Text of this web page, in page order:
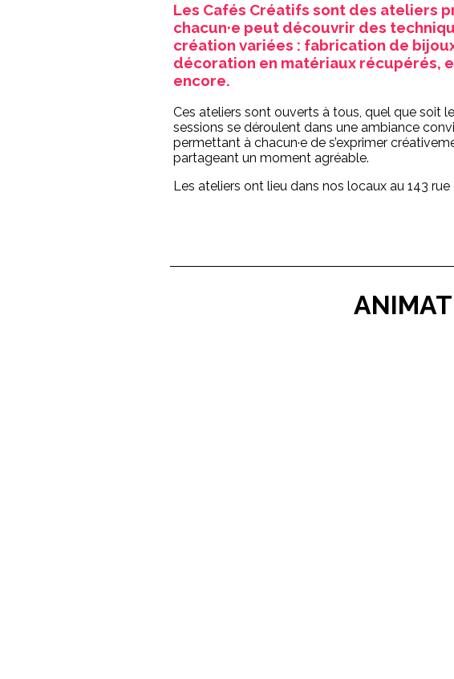
Les Cafés Créatifs sont des ateliers
chacun·e peut découvrir des
création variées : fabrication de
décoration en matériaux récupérés,
encore.
Ces ateliers sont ouverts à tous, quel que soit
sessions se déroulent dans une ambiance
permettant à chacun·e de s’exprimer
partageant un moment agréable.
Les ateliers ont lieu dans nos locaux au 143 rue